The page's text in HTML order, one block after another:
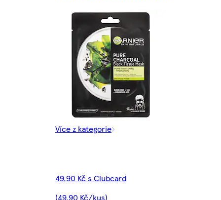
Více z kategorie
49,90 Kč s Clubcard
(49,90 Kč/kus)